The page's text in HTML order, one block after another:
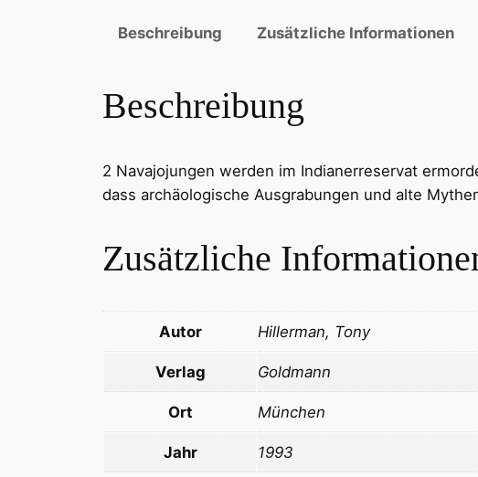
Beschreibung
Zusätzliche Informationen
Beschreibung
2 Navajojungen werden im Indianerreservat
dass archäologische Ausgrabungen und alte
Zusätzliche
Autor Hillerman, Tony
Verlag Goldmann
Ort München
Jahr 1993